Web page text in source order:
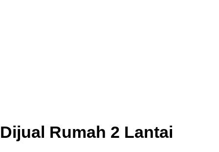
Dijual Rumah 2 Lantai